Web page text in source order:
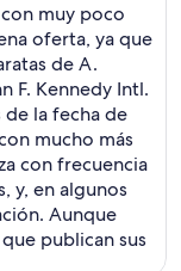
con muy poco
oferta, ya que
de A.
F. Kennedy Intl.
de la fecha de
mucho más
con frecuencia
y, en algunos
Aunque
publican sus